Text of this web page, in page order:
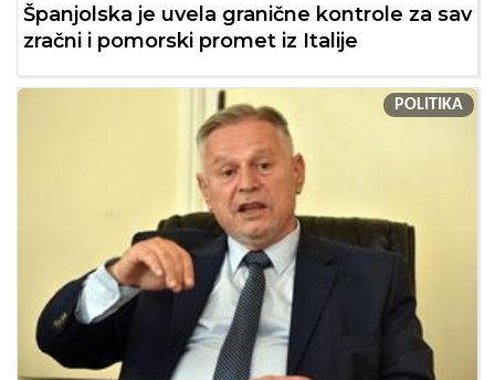
Španjolska je uvela granične kontrole za sav
zračni i pomorski promet iz Italije
POLITIKA